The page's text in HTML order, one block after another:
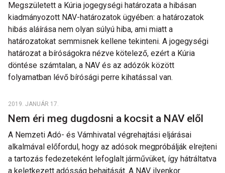
Megszületett a Kúria jogegységi határozata a hibásan
kiadmányozott NAV-határozatok ügyében: a határozatok
hibás aláírása nem olyan súlyú hiba, ami miatt a
határozatokat semmisnek kellene tekinteni. A jogegységi
határozat a bíróságokra nézve kötelező, ezért a Kúria
döntése számtalan, a NAV és az adózók között
folyamatban lévő bírósági perre kihatással van.
2019. JANUÁR 17.
Nem éri meg dugdosni a kocsit a NAV elől
A Nemzeti Adó- és Vámhivatal végrehajtási eljárásai
alkalmával előfordul, hogy az adósok megpróbálják elrejteni
a tartozás fedezeteként lefoglalt járművüket, így hátráltatva
a keletkezett adósság behajtását. A NAV ilyenkor